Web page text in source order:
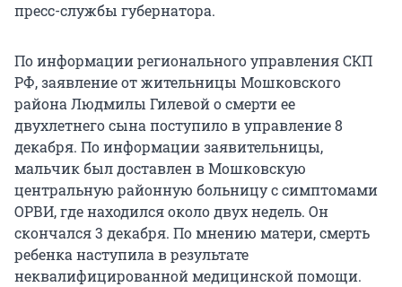
пресс-службы губернатора.
По информации регионального управления СКП
РФ, заявление от жительницы Мошковского
района Людмилы Гилевой о смерти ее
двухлетнего сына поступило в управление 8
декабря. По информации заявительницы,
мальчик был доставлен в Мошковскую
центральную районную больницу с симптомами
ОРВИ, где находился около двух недель. Он
скончался 3 декабря. По мнению матери, смерть
ребенка наступила в результате
неквалифицированной медицинской помощи.